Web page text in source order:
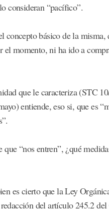
consideran “pacífico”.
básico de la misma,
momento, ni ha ido a
que le caracteriza (STC
entiende, eso si, que es
“nos entren”, ¿qué
es cierto que la Ley
del artículo 245.2